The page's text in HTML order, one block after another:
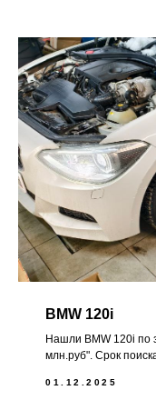
BMW 120i
Нашли BMW 120i по
млн.руб". Срок
01.12.2025